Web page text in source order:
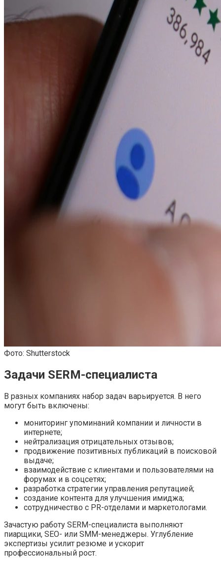
Фото: Shutterstock
Задачи SERM-специалиста
В разных компаниях набор задач варьируется. В него
могут быть включены:
мониторинг упоминаний компании и личности в
интернете;
нейтрализация отрицательных отзывов;
продвижение позитивных публикаций в поисковой
выдаче;
взаимодействие с клиентами и пользователями на
форумах и в соцсетях;
разработка стратегии управления репутацией;
создание контента для улучшения имиджа;
сотрудничество с PR-отделами и маркетологами.
Зачастую работу SERM-специалиста выполняют
пиарщики, SEO- или SMM-менеджеры. Углубление
экспертизы усилит резюме и ускорит
профессиональный рост.